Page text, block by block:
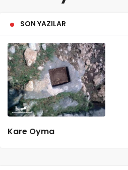
SON YAZILAR
Kare Oyma